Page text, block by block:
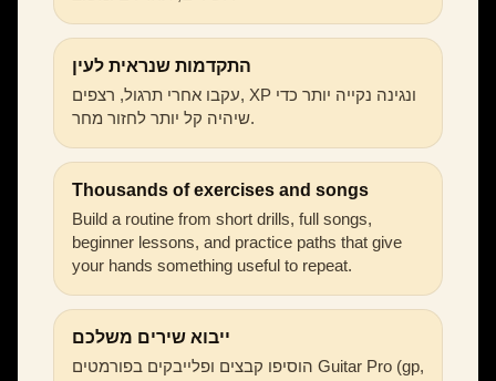
התקדמות שנראית לעין
עקבו אחרי תרגול, רצפים, XP ונגינה נקייה יותר כדי
שיהיה קל יותר לחזור מחר.
Thousands of exercises and songs
Build a routine from short drills, full songs,
beginner lessons, and practice paths that give
your hands something useful to repeat.
ייבוא שירים משלכם
הוסיפו קבצים ופלייבקים בפורמטים Guitar Pro (gp,